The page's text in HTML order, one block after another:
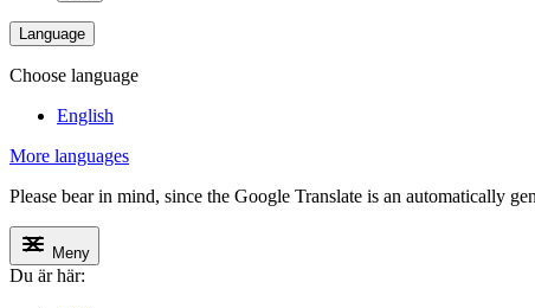
Language
Choose language
English
More languages
Please bear in mind, since the Google Translate is an automatically
Meny
Du är här: